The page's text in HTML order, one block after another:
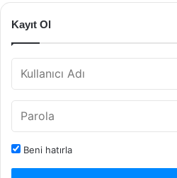
Kayıt Ol
Beni hatırla